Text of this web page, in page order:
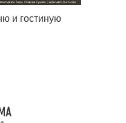
и гостиную